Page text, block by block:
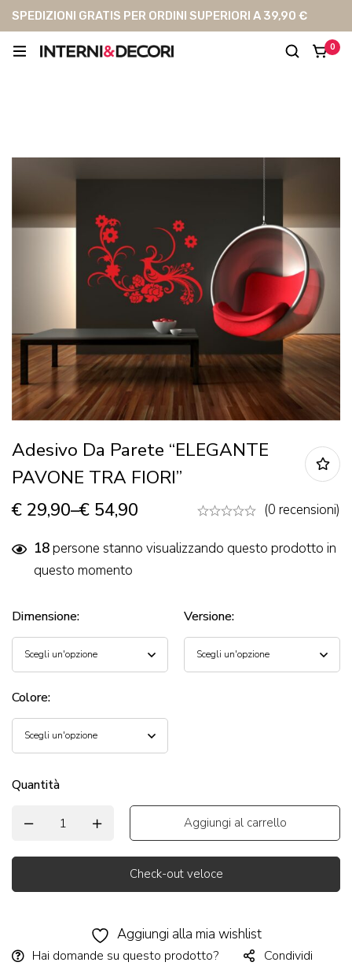
SPEDIZIONI GRATIS PER ORDINI SUPERIORI A 39,90 €
0
Adesivo Da Parete “ELEGANTE
PAVONE TRA FIORI”
€ 29,90–€ 54,90 (0 recensioni)
18persone stanno visualizzando questo prodotto in
questo momento
Dimensione: Versione:
Colore:
Quantità
Aggiungi al carrello
Check-out veloce
Aggiungi alla mia wishlist
Hai domande su questo prodotto? Condividi